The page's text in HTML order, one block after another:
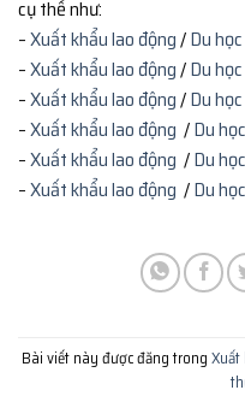
cụ thể như:
–Xuất khẩu lao động/Du
–Xuất khẩu lao động/Du
–Xuất khẩu lao động/Du
–Xuất khẩu lao động /Du
–Xuất khẩu lao động /Du
–Xuất khẩu lao động /Du
Bài viết này được đăng trong